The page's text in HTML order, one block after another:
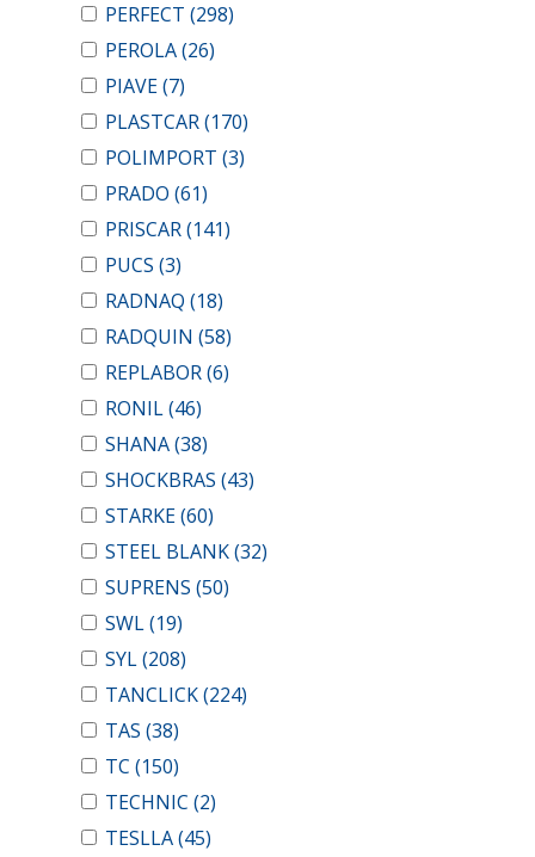
PERFECT (298)
PEROLA(26)
PIAVE(7)
PLASTCAR(170)
POLIMPORT (3)
PRADO (61)
PRISCAR(141)
PUCS (3)
RADNAQ (18)
RADQUIN (58)
REPLABOR(6)
RONIL(46)
SHANA(38)
SHOCKBRAS (43)
STARKE(60)
STEEL BLANK(32)
SUPRENS (50)
SWL(19)
SYL(208)
TANCLICK(224)
TAS (38)
TC (150)
TECHNIC (2)
TESLLA(45)